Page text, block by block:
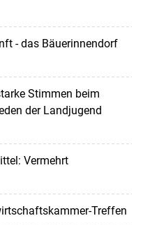
- das Bäuerinnendorf
Stimmen beim
der Landjugend
Vermehrt
Treffen